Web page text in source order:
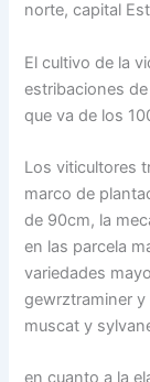
norte, capital
El cultivo de la
estribaciones
que va de los
Los viticultores
marco de
de 90cm, la
en las parcela
variedades
gewrztraminer
muscat y
en cuanto a la